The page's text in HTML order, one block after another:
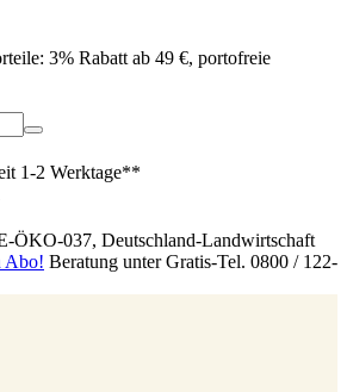
3% Rabatt ab 49 €, portofreie
1-2 Werktage**
ÖKO-037, Deutschland-Landwirtschaft
Abo! Beratung unter Gratis-Tel. 0800 / 122-